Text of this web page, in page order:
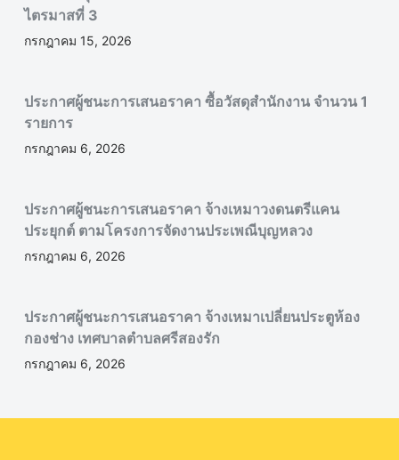
ไตรมาสที่ 3
กรกฎาคม 15, 2026
ประกาศผู้ชนะการเสนอราคา ซื้อวัสดุสำนักงาน จำนวน 1
รายการ
กรกฎาคม 6, 2026
ประกาศผู้ชนะการเสนอราคา จ้างเหมาวงดนตรีแคน
ประยุกต์ ตามโครงการจัดงานประเพณีบุญหลวง
กรกฎาคม 6, 2026
ประกาศผู้ชนะการเสนอราคา จ้างเหมาเปลี่ยนประตูห้อง
กองช่าง เทศบาลตำบลศรีสองรัก
กรกฎาคม 6, 2026